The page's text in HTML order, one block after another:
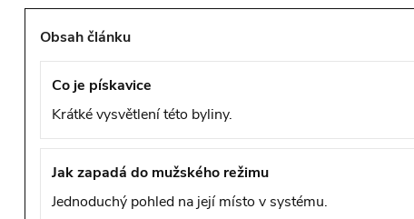
Obsah článku
Co je pískavice
Krátké vysvětlení této byliny.
Jak zapadá do mužského režimu
Jednoduchý pohled na její místo v systému.